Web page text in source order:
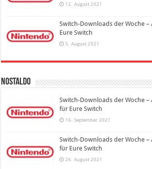
12. August 2021
Switch-Downloads der Woche –
Eure Switch
5. August 2021
Nostaldo
Switch-Downloads der Woche –
für Eure Switch
16. September 2021
Switch-Downloads der Woche –
für Eure Switch
26. August 2021